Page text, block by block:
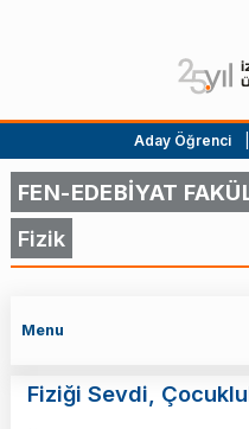
Aday Öğrenci
FEN-EDEBİYAT
Fizik
Menu
Fiziği Sevdi,